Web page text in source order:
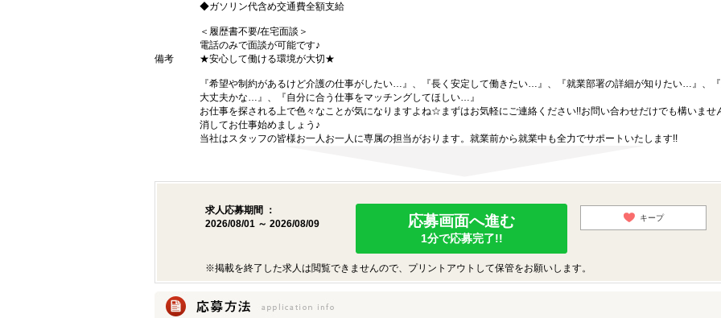
◆ガソリン代含め交通費全額支給
＜履歴書不要/在宅面談＞
電話のみで面談が可能です♪
備考
★安心して働ける環境が大切★
『希望や制約があるけど介護の仕事がしたい…』、『長く安定して働きたい…』、『就業部署の詳細が知りたい…』、
大丈夫かな…』、『自分に合う仕事をマッチングしてほしい…』
お仕事を探される上で色々なことが気になりますよね☆まずはお気軽にご連絡ください!!お問い合わせだけでも構いませ
消してお仕事始めましょう♪
当社はスタッフの皆様お一人お一人に専属の担当がおります。就業前から就業中も全力でサポートいたします!!
求人応募期間 ：
2026/08/01 ～ 2026/08/09
応募画面へ進む
1分で応募完了!!
キープ
※掲載を終了した求人は閲覧できませんので、プリントアウトして保管をお願いします。